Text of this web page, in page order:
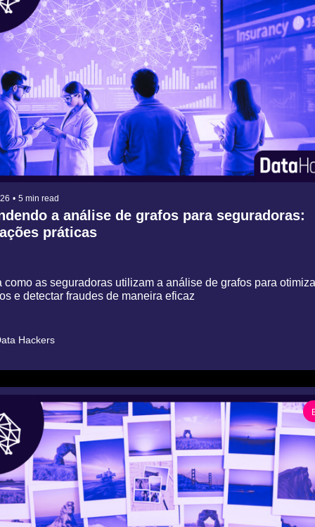
• 5 min read
a análise de grafos para seguradoras:
práticas
como as seguradoras utilizam a análise de grafos para
e detectar fraudes de maneira eficaz
Hackers